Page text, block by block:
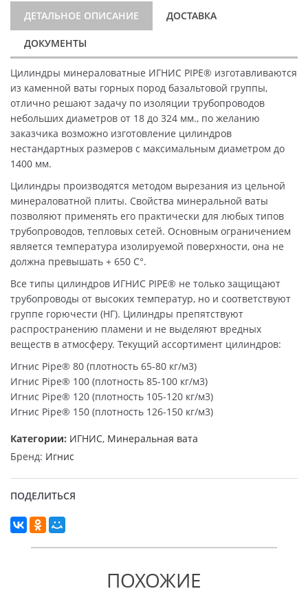
ДЕТАЛЬНОЕ ОПИСАНИЕ ДОСТАВКА
ДОКУМЕНТЫ
Цилиндры минераловатные ИГНИС PIPE® изготавливаются
из каменной ваты горных пород базальтовой группы,
отлично решают задачу по изоляции трубопроводов
небольших диаметров от 18 до 324 мм., по желанию
заказчика возможно изготовление цилиндров
нестандартных размеров с максимальным диаметром до
1400 мм.
Цилиндры производятся методом вырезания из цельной
минераловатной плиты. Свойства минеральной ваты
позволяют применять его практически для любых типов
трубопроводов, тепловых сетей. Основным ограничением
является температура изолируемой поверхности, она не
должна превышать + 650 C°.
Все типы цилиндров ИГНИС PIPE® не только защищают
трубопроводы от высоких температур, но и соответствуют
группе горючести (НГ). Цилиндры препятствуют
распространению пламени и не выделяют вредных
веществ в атмосферу. Текущий ассортимент цилиндров:
Игнис Pipe® 80 (плотность 65-80 кг/м3)
Игнис Pipe® 100 (плотность 85-100 кг/м3)
Игнис Pipe® 120 (плотность 105-120 кг/м3)
Игнис Pipe® 150 (плотность 126-150 кг/м3)
Категории: ИГНИС, Минеральная вата
Бренд: Игнис
ПОДЕЛИТЬСЯ
ПОХОЖИЕ